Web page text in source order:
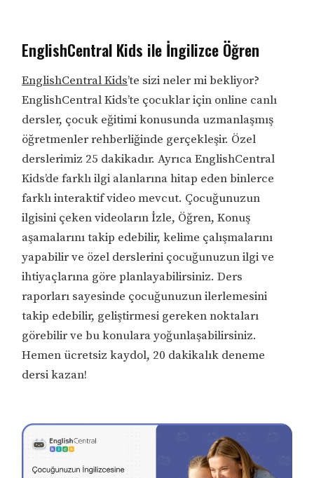
EnglishCentral Kids ile İngilizce Öğren
EnglishCentral Kids’te sizi neler mi bekliyor?
EnglishCentral Kids’te çocuklar için online canlı
dersler, çocuk eğitimi konusunda uzmanlaşmış
öğretmenler rehberliğinde gerçekleşir. Özel
derslerimiz 25 dakikadır. Ayrıca EnglishCentral
Kids’de farklı ilgi alanlarına hitap eden binlerce
farklı interaktif video mevcut. Çocuğunuzun
ilgisini çeken videoların İzle, Öğren, Konuş
aşamalarını takip edebilir, kelime çalışmalarını
yapabilir ve özel derslerini çocuğunuzun ilgi ve
ihtiyaçlarına göre planlayabilirsiniz. Ders
raporları sayesinde çocuğunuzun ilerlemesini
takip edebilir, geliştirmesi gereken noktaları
görebilir ve bu konulara yoğunlaşabilirsiniz.
Hemen ücretsiz kaydol, 20 dakikalık deneme
dersi kazan!